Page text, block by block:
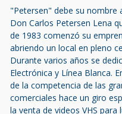
"Petersen" debe su nombre
Don Carlos Petersen Lena
de 1983 comenzó su
abriendo un local en pleno
Durante varios años se
Electrónica y Línea Blanca.
de la competencia de las
comerciales hace un giro
la venta de videos VHS para